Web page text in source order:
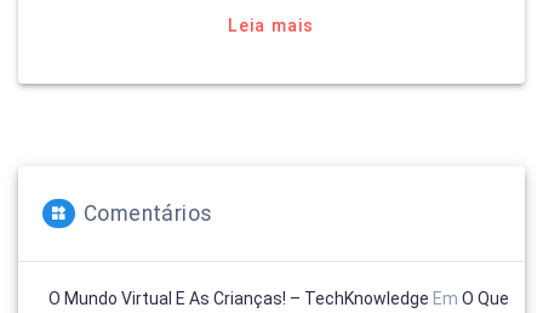
Leia mais
Comentários
O Mundo Virtual E As Crianças! – TechKnowledge Em O Que